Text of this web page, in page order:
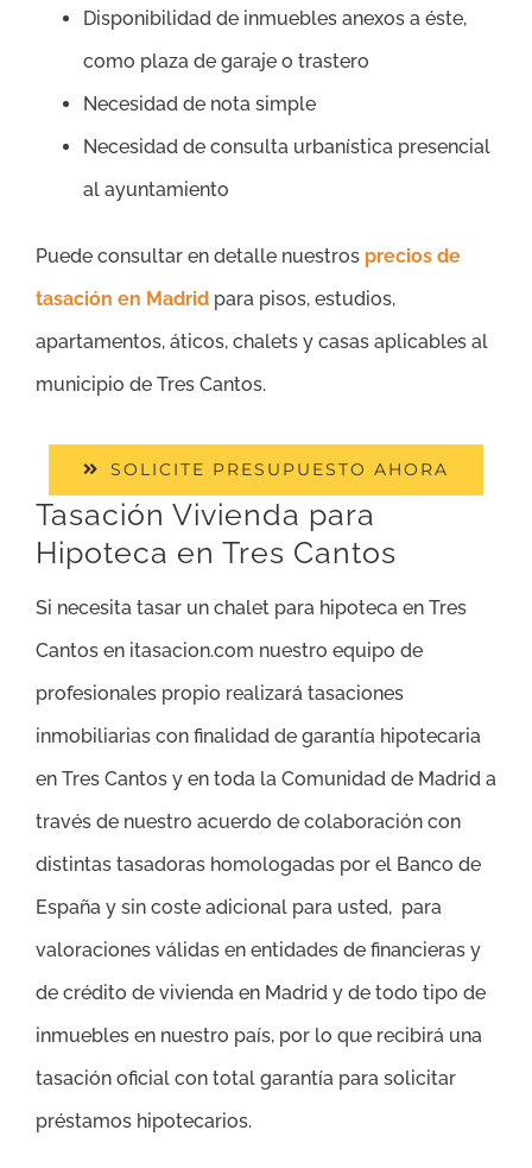
Disponibilidad de inmuebles anexos a éste,
como plaza de garaje o trastero
Necesidad de nota simple
Necesidad de consulta urbanística presencial
al ayuntamiento
Puede consultar en detalle nuestros precios de
tasación en Madrid para pisos, estudios,
apartamentos, áticos, chalets y casas aplicables al
municipio de Tres Cantos.
SOLICITE PRESUPUESTO AHORA
Tasación Vivienda para
Hipoteca en Tres Cantos
Si necesita tasar un chalet para hipoteca en Tres
Cantos en itasacion.com nuestro equipo de
profesionales propio realizará tasaciones
inmobiliarias con finalidad de garantía hipotecaria
en Tres Cantos y en toda la Comunidad de Madrid a
través de nuestro acuerdo de colaboración con
distintas tasadoras homologadas por el Banco de
España y sin coste adicional para usted, para
valoraciones válidas en entidades de financieras y
de crédito de vivienda en Madrid y de todo tipo de
inmuebles en nuestro país, por lo que recibirá una
tasación oficial con total garantía para solicitar
préstamos hipotecarios.